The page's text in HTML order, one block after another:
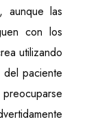
Fi not
Bit) -
VISTA –
aunque las
con los
utilizando
paciente